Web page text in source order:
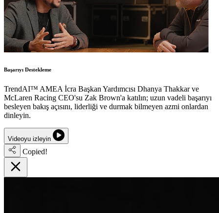
Başarıyı Destekleme
TrendAI™ AMEA İcra Başkan Yardımcısı Dhanya Thakkar ve
McLaren Racing CEO'su Zak Brown'a katılın; uzun vadeli başarıyı
besleyen bakış açısını, liderliği ve durmak bilmeyen azmi onlardan
dinleyin.
Videoyu izleyin
Copied!